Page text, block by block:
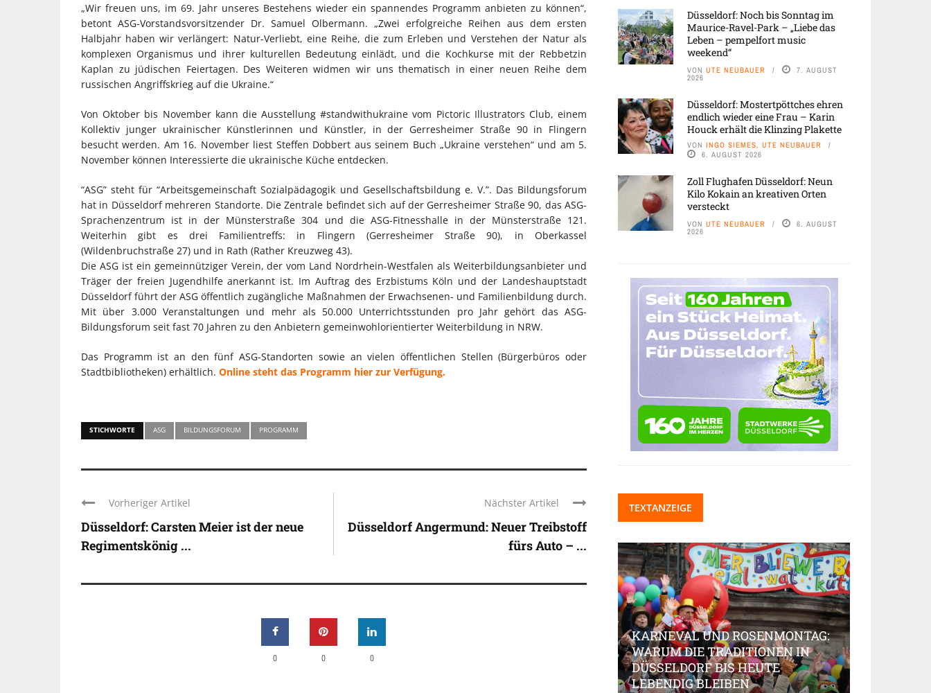
„Wir freuen uns, im 69. Jahr unseres Bestehens wieder ein spannendes Programm anbieten zu können“,
betont ASG-Vorstandsvorsitzender Dr. Samuel Olbermann. „Zwei erfolgreiche Reihen aus dem ersten
Halbjahr haben wir verlängert: Natur-Verliebt, eine Reihe, die zum Erleben und Verstehen der Natur als
komplexen Organismus und ihrer kulturellen Bedeutung einlädt, und die Kochkurse mit der Rebbetzin
Kaplan zu jüdischen Feiertagen. Des Weiteren widmen wir uns thematisch in einer neuen Reihe dem
russischen Angriffskrieg auf die Ukraine.“
Von Oktober bis November kann die Ausstellung #standwithukraine vom Pictoric Illustrators Club, einem
Kollektiv junger ukrainischer Künstlerinnen und Künstler, in der Gerresheimer Straße 90 in Flingern
besucht werden. Am 16. November liest Steffen Dobbert aus seinem Buch „Ukraine verstehen“ und am 5.
November können Interessierte die ukrainische Küche entdecken.
“ASG” steht für “Arbeitsgemeinschaft Sozialpädagogik und Gesellschaftsbildung e. V.”. Das Bildungsforum
hat in Düsseldorf mehreren Standorte. Die Zentrale befindet sich auf der Gerresheimer Straße 90, das ASG-
Sprachenzentrum ist in der Münsterstraße 304 und die ASG-Fitnesshalle in der Münsterstraße 121.
Weiterhin gibt es drei Familientreffs: in Flingern (Gerresheimer Straße 90), in Oberkassel
(Wildenbruchstraße 27) und in Rath (Rather Kreuzweg 43).
Die ASG ist ein gemeinnütziger Verein, der vom Land Nordrhein-Westfalen als Weiterbildungsanbieter und
Träger der freien Jugendhilfe anerkannt ist. Im Auftrag des Erzbistums Köln und der Landeshauptstadt
Düsseldorf führt der ASG öffentlich zugängliche Maßnahmen der Erwachsenen- und Familienbildung durch.
Mit über 3.000 Veranstaltungen und mehr als 50.000 Unterrichtsstunden pro Jahr gehört das ASG-
Bildungsforum seit fast 70 Jahren zu den Anbietern gemeinwohlorientierter Weiterbildung in NRW.
Das Programm ist an den fünf ASG-Standorten sowie an vielen öffentlichen Stellen (Bürgerbüros oder
Stadtbibliotheken) erhältlich. Online steht das Programm hier zur Verfügung.
STICHWORTE ASG BILDUNGSFORUM PROGRAMM
Vorheriger Artikel
Düsseldorf: Carsten Meier ist der neue
Regimentskönig ...
Nächster Artikel
Düsseldorf Angermund: Neuer Treibstoff
fürs Auto – ...
0 0 0
Düsseldorf: Noch bis Sonntag im
Maurice-Ravel-Park – „Liebe das
Leben – pempelfort music
weekend“
VON UTE NEUBAUER 7. AUGUST
2026
Düsseldorf: Mostertpöttches ehren
endlich wieder eine Frau – Karin
Houck erhält die Klinzing Plakette
VON INGO SIEMES, UTE NEUBAUER
6. AUGUST 2026
Zoll Flughafen Düsseldorf: Neun
Kilo Kokain an kreativen Orten
versteckt
VON UTE NEUBAUER 6. AUGUST
2026
TEXTANZEIGE
KARNEVAL UND ROSENMONTAG:
WARUM DIE TRADITIONEN IN
DÜSSELDORF BIS HEUTE
LEBENDIG BLEIBEN